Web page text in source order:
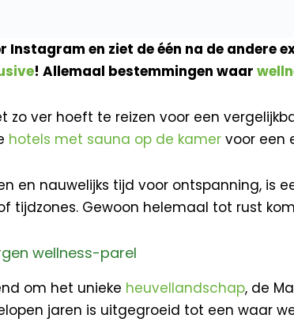
Instagram en ziet de één na de
! Allemaal bestemmingen waar
zo ver hoeft te reizen voor een
hotels met sauna op de kamer voor een
en nauwelijks tijd voor ontspanning, is
tijdzones. Gewoon helemaal tot rust
wellness-parel
om het unieke heuvellandschap, de
jaren is uitgegroeid tot een waar